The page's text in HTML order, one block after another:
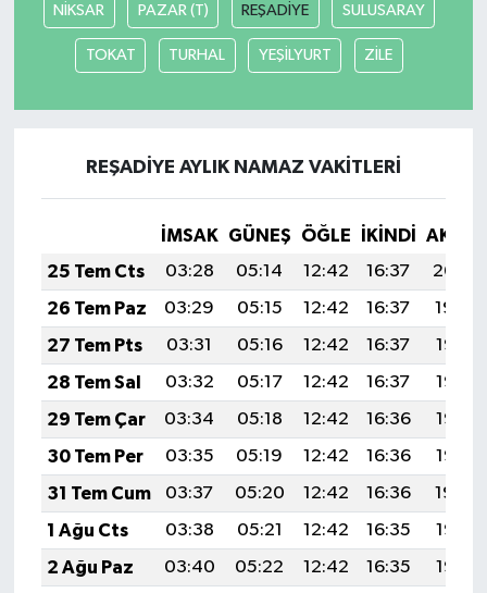
NİKSAR PAZAR (T) REŞADİYE SULUSARAY
TOKAT TURHAL YEŞİLYURT ZİLE
REŞADİYE AYLIK NAMAZ VAKITLERI
İMSAK GÜNEŞ ÖĞLE İKINDI
25 Tem Cts
03:28 05:14 12:42 16:37
20:00
26 Tem Paz
03:29 05:15 12:42 16:37
19:59
27 Tem Pts
03:31 05:16 12:42 16:37
19:58
28 Tem Sal
03:32 05:17 12:42 16:37
19:57
29 Tem Çar
03:34 05:18 12:42 16:36
19:56
30 Tem Per
03:35 05:19 12:42 16:36
19:55
31 Tem Cum
03:37 05:20 12:42 16:36
19:54
1 Ağu Cts
03:38 05:21 12:42 16:35
19:53
2 Ağu Paz
03:40 05:22 12:42 16:35
19:52